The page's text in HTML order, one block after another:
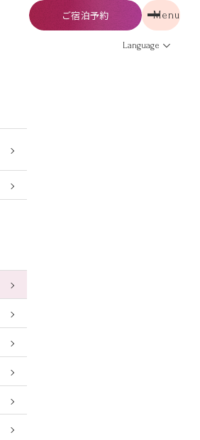
ご宿泊予約 Menu
Language